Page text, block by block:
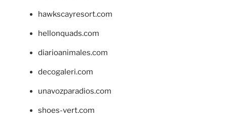
hawkscayresort.com
hellonquads.com
diarioanimales.com
decogaleri.com
unavozparadios.com
shoes-vert.com